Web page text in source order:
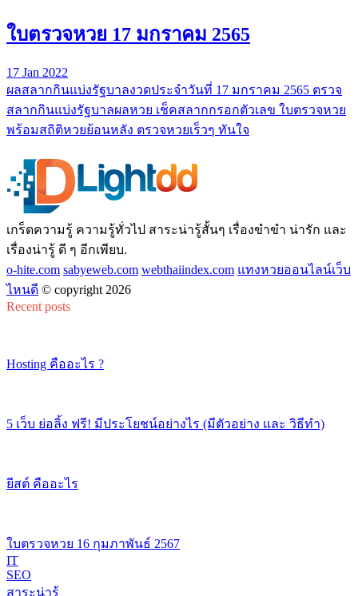
ใบตรวจหวย 17 มกราคม 2565
17 Jan 2022
ผลสลากกินแบ่งรัฐบาลงวดประจำวันที่ 17 มกราคม 2565 ตรวจ
สลากกินแบ่งรัฐบาลผลหวย เช็คสลากกรอกตัวเลข ใบตรวจหวย
พร้อมสถิติหวยย้อนหลัง ตรวจหวยเร็วๆ ทันใจ
เกร็ดความรู้ ความรู้ทั่วไป สาระน่ารู้สั้นๆ เรื่องขำขำ น่ารัก และ
เรื่องน่ารู้ ดี ๆ อีกเพียบ.
o-hite.com sabyeweb.com webthaiindex.com แทงหวยออนไลน์เว็บ
ไหนดี © copyright 2026
Recent posts
Hosting คืออะไร ?
5 เว็บ ย่อลิ้ง ฟรี! มีประโยชน์อย่างไร (มีตัวอย่าง และ วิธีทำ)
ยีสต์ คืออะไร
ใบตรวจหวย 16 กุมภาพันธ์ 2567
IT
SEO
สาระน่ารู้